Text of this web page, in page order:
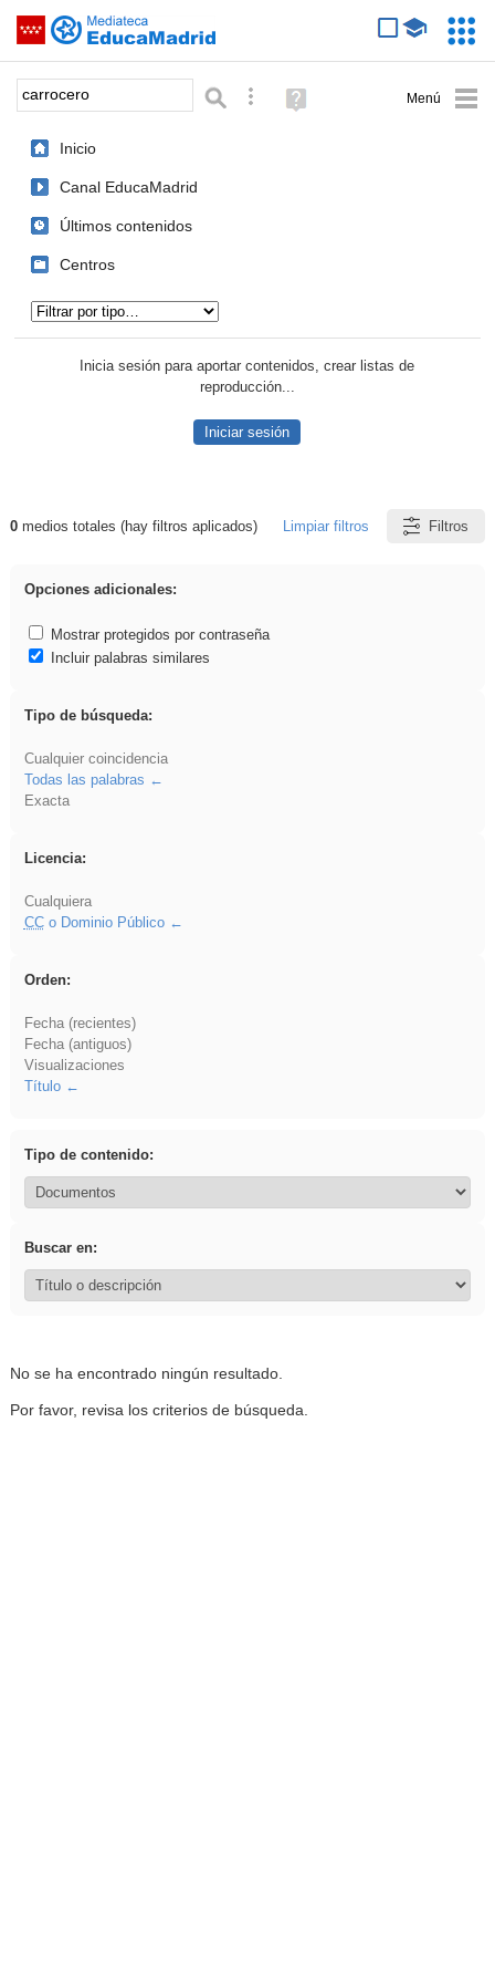
Saltar navegación
Palabra o frase: Búsqueda avanzada
Ayuda
(en
Inicio
Canal EducaMadrid
Últimos contenidos
Centros
Inicia sesión para aportar contenidos, crear listas de
reproducción...
Iniciar sesión
Resultados de: carrocero
0medios totales (hay filtros aplicados) Limpiar filtros Filtros
Opciones adicionales:
Mostrar protegidos por contraseña
Incluir palabras similares
Tipo de búsqueda:
Cualquier coincidencia
Todas las palabras
Exacta
Licencia:
Cualquiera
CCo Dominio Público
Orden:
Fecha (recientes)
Fecha (antiguos)
Visualizaciones
Título
Tipo de contenido:
Buscar en:
No se ha encontrado ningún resultado.
Por favor, revisa los criterios de búsqueda.